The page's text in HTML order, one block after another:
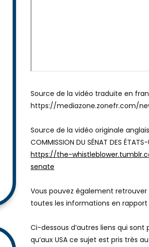
Source de la vidéo traduite en
https://mediazone.zonefr.com/
Source de la vidéo originale anglaise :
COMMISSION DU SÉNAT DES ÉTATS-
https://the-
senate
Vous pouvez également
toutes les informations en
Ci-dessous d’autres liens qui
qu’aux USA ce sujet est pris très